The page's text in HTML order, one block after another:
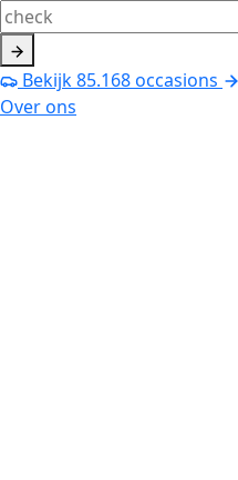
Bekijk85.168occasions
Over ons